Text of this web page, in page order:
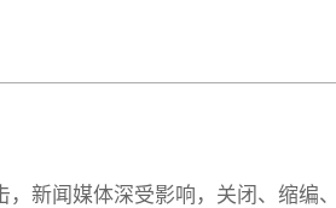
，新闻媒体深受影响，关闭、缩编